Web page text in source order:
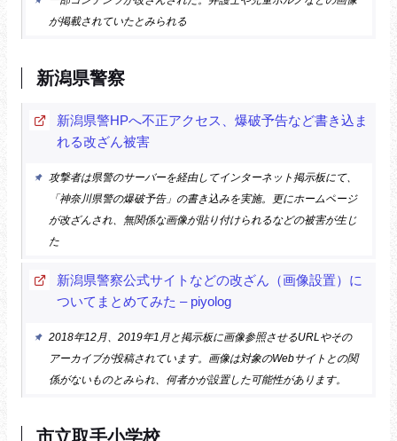
が掲載されていたとみられる
新潟県警察
新潟県警HPへ不正アクセス、爆破予告など書き込ま
れる改ざん被害
攻撃者は県警のサーバーを経由してインターネット掲示板にて、
「神奈川県警の爆破予告」の書き込みを実施。更にホームページ
が改ざんされ、無関係な画像が貼り付けられるなどの被害が生じ
た
新潟県警察公式サイトなどの改ざん（画像設置）に
ついてまとめてみた – piyolog
2018年12月、2019年1月と掲示板に画像参照させるURLやその
アーカイブが投稿されています。画像は対象のWebサイトとの関
係がないものとみられ、何者かが設置した可能性があります。
市立取手小学校